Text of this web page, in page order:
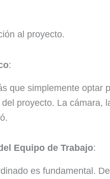
al proyecto.
:
que simplemente
proyecto. La cámara,
Equipo de Trabajo:
es fundamental.